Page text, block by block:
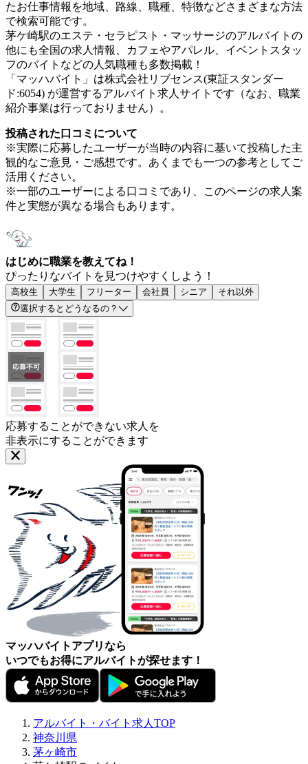
たお仕事情報を地域、路線、職種、特徴などさまざまな方法
で検索可能です。
茅ケ崎駅のエステ・セラピスト・マッサージのアルバイトの
他にも全国の求人情報、カフェやアパレル、イベントスタッ
フのバイトなどの人気職種も多数掲載！
「マッハバイト」は株式会社リブセンス(東証スタンダー
ド:6054) が運営するアルバイト求人サイトです（なお、職業
紹介事業は行っておりません）。
投稿された口コミについて
※実際に応募したユーザーが当時の内容に基いて投稿した主
観的なご意見・ご感想です。あくまでも一つの参考としてご
活用ください。
※一部のユーザーによる口コミであり、このページの求人案
件と実態が異なる場合もあります。
はじめに職業を教えてね！
ぴったりなバイトを見つけやすくしよう！
高校生 大学生 フリーター 会社員 シニア
それ以外
選択するとどうなるの？
応募することができない求人を
非表示にすることができます
マッハバイトアプリなら
いつでもお得にアルバイトが探せます！
アルバイト・バイト求人TOP
神奈川県
茅ヶ崎市